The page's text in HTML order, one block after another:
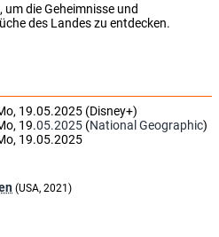
die Geheimnisse und
des Landes zu entdecken.
19.05.2025 (Disney+)
19.05.2025 (National Geographic)
19.05.2025
(USA, 2021)